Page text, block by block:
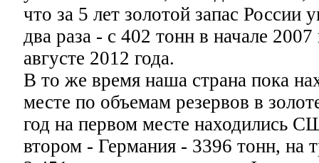
что за 5 лет золотой запас России
два раза - с 402 тонн в начале
августе 2012 года.
В то же время наша страна пока
месте по объемам резервов в
год на первом месте находились
втором - Германия - 3396 тонн, на